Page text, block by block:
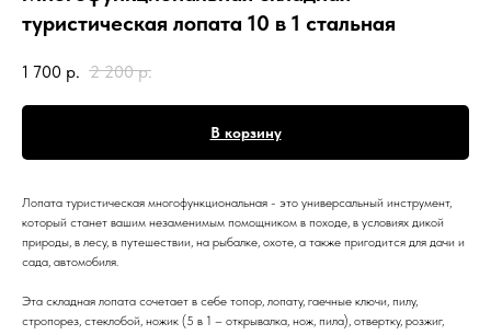
туристическая лопата 10 в 1 стальная
1 700 р. 2 200 р.
В корзину
Лопата туристическая многофункциональная - это универсальный инструмент,
который станет вашим незаменимым помощником в походе, в условиях дикой
природы, в лесу, в путешествии, на рыбалке, охоте, а также пригодится для дачи и
сада, автомобиля.
Эта складная лопата сочетает в себе топор, лопату, гаечные ключи, пилу,
стропорез, стеклобой, ножик (5 в 1 – открывалка, нож, пила), отвертку, розжиг,